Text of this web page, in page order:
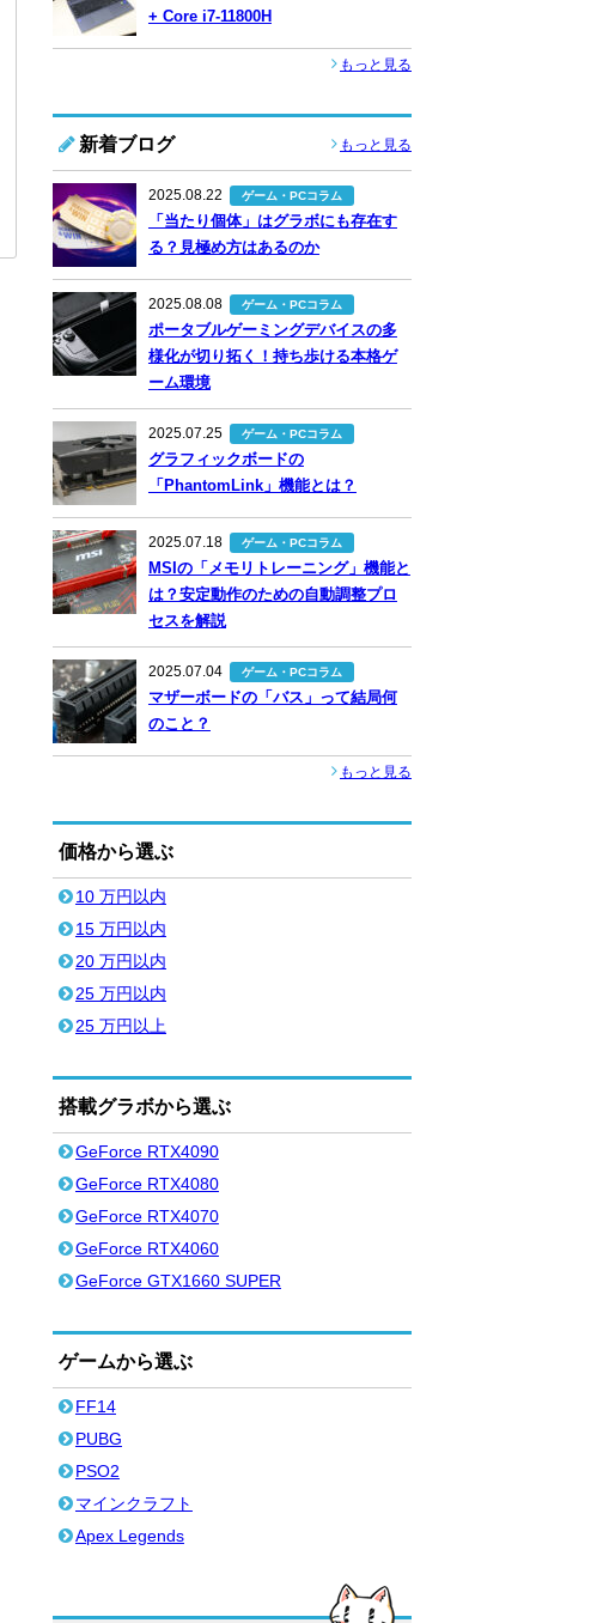
+ Core i7-11800H
もっと見る
新着ブログ もっと見る
2025.08.22 ゲーム・PCコラム
「当たり個体」はグラボにも存在す
る？見極め方はあるのか
2025.08.08 ゲーム・PCコラム
ポータブルゲーミングデバイスの多
様化が切り拓く！持ち歩ける本格ゲ
ーム環境
2025.07.25 ゲーム・PCコラム
グラフィックボードの
「PhantomLink」機能とは？
2025.07.18 ゲーム・PCコラム
MSIの「メモリトレーニング」機能と
は？安定動作のための自動調整プロ
セスを解説
2025.07.04 ゲーム・PCコラム
マザーボードの「バス」って結局何
のこと？
もっと見る
価格から選ぶ
10 万円以内
15 万円以内
20 万円以内
25 万円以内
25 万円以上
搭載グラボから選ぶ
GeForce RTX4090
GeForce RTX4080
GeForce RTX4070
GeForce RTX4060
GeForce GTX1660 SUPER
ゲームから選ぶ
FF14
PUBG
PSO2
マインクラフト
Apex Legends